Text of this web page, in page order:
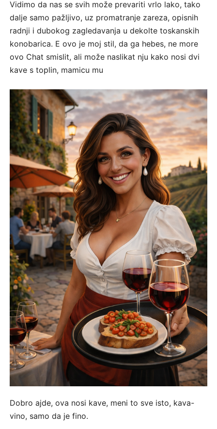
Vidimo da nas se svih može prevariti vrlo lako, tako
dalje samo pažljivo, uz promatranje zareza, opisnih
radnji i dubokog zagledavanja u dekolte toskanskih
konobarica. E ovo je moj stil, da ga hebes, ne more
ovo Chat smislit, ali može naslikat nju kako nosi dvi
kave s toplin, mamicu mu
Dobro ajde, ova nosi kave, meni to sve isto, kava-
vino, samo da je fino.